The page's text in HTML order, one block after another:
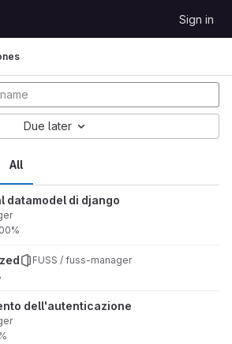
Sign in
All
Due later
datamodel di django
FUSS / fuss-manager
dell'autenticazione